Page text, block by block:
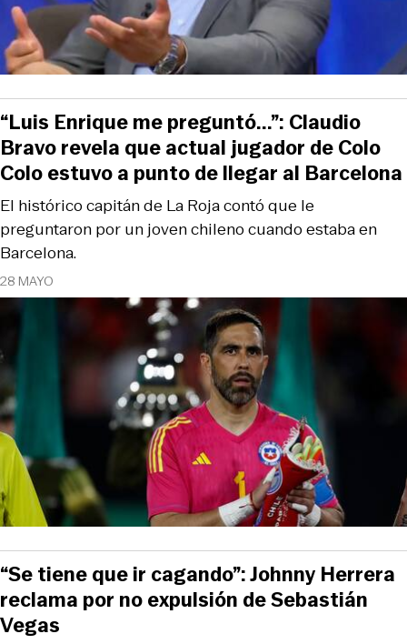
28 MAYO
El histórico capitán de La Roja contó que le
preguntaron por un joven chileno cuando estaba en
Barcelona.
“Luis Enrique me preguntó...”: Claudio
Bravo revela que actual jugador de Colo
Colo estuvo a punto de llegar al Barcelona
“Se tiene que ir cagando”: Johnny Herrera
reclama por no expulsión de Sebastián
Vegas